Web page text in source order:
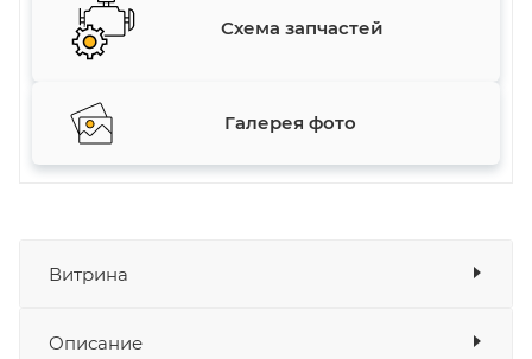
Схема запчастей
Галерея фото
Витрина
Описание